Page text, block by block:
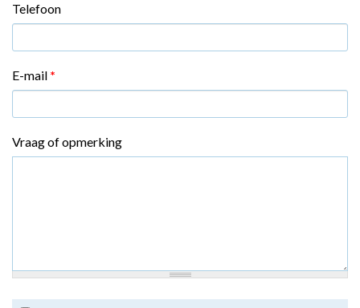
Telefoon
E-mail *
Vraag of opmerking